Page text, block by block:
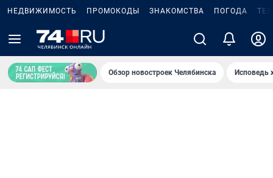
НЕДВИЖИМОСТЬ ПРОМОКОДЫ ЗНАКОМСТВА ПОГОДА
Обзор новостроек Челябинска Исповедь